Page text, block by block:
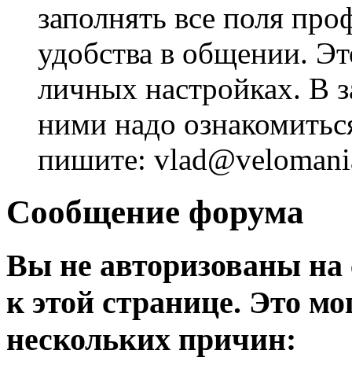
заполнять все поля
удобства в общении.
личных настройках. В
ними надо
пишите:
Сообщение форума
Вы не авторизованы на
к этой странице. Это
нескольких причин: